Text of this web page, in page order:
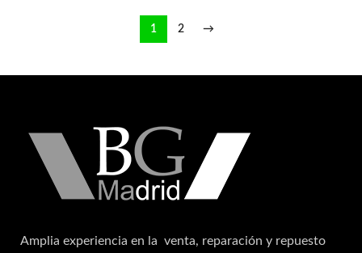
1 2 →
Amplia experiencia en la venta, reparación y repuesto